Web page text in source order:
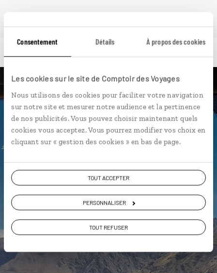
Consentement Détails À propos des cookies
Les cookies sur le site de Comptoir des Voyages
Nous utilisons des cookies pour faciliter votre navigation
sur notre site et mesurer notre audience et la pertinence
de nos publicités. Vous pouvez choisir maintenant quels
cookies vous acceptez. Vous pourrez modifier vos choix en
cliquant sur « gestion des cookies » en bas de page.
TOUT ACCEPTER
PERSONNALISER
TOUT REFUSER
Luciole,
l'appli qui vous guide au Pérou
L’itinéraire vers la maison de votre
Notre sélection decevicherias
Les plus beaux sites incas
géolocalisés
L'album souvenirs à composer